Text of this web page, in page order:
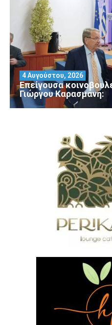
Επείγουσα
Γιώργου Καρασμάνη:
4 Αυγούστου, 2026